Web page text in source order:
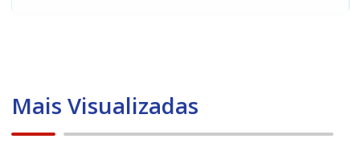
Mais Visualizadas